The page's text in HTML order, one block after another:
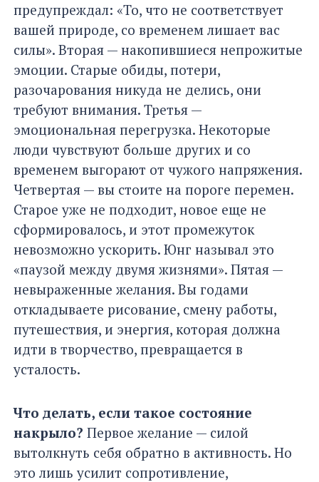
предупреждал: «То, что не соответствует
вашей природе, со временем лишает вас
силы». Вторая — накопившиеся непрожитые
эмоции. Старые обиды, потери,
разочарования никуда не делись, они
требуют внимания. Третья —
эмоциональная перегрузка. Некоторые
люди чувствуют больше других и со
временем выгорают от чужого напряжения.
Четвертая — вы стоите на пороге перемен.
Старое уже не подходит, новое еще не
сформировалось, и этот промежуток
невозможно ускорить. Юнг называл это
«паузой между двумя жизнями». Пятая —
невыраженные желания. Вы годами
откладываете рисование, смену работы,
путешествия, и энергия, которая должна
идти в творчество, превращается в
усталость.
Что делать, если такое состояние
накрыло? Первое желание — силой
вытолкнуть себя обратно в активность. Но
это лишь усилит сопротивление,